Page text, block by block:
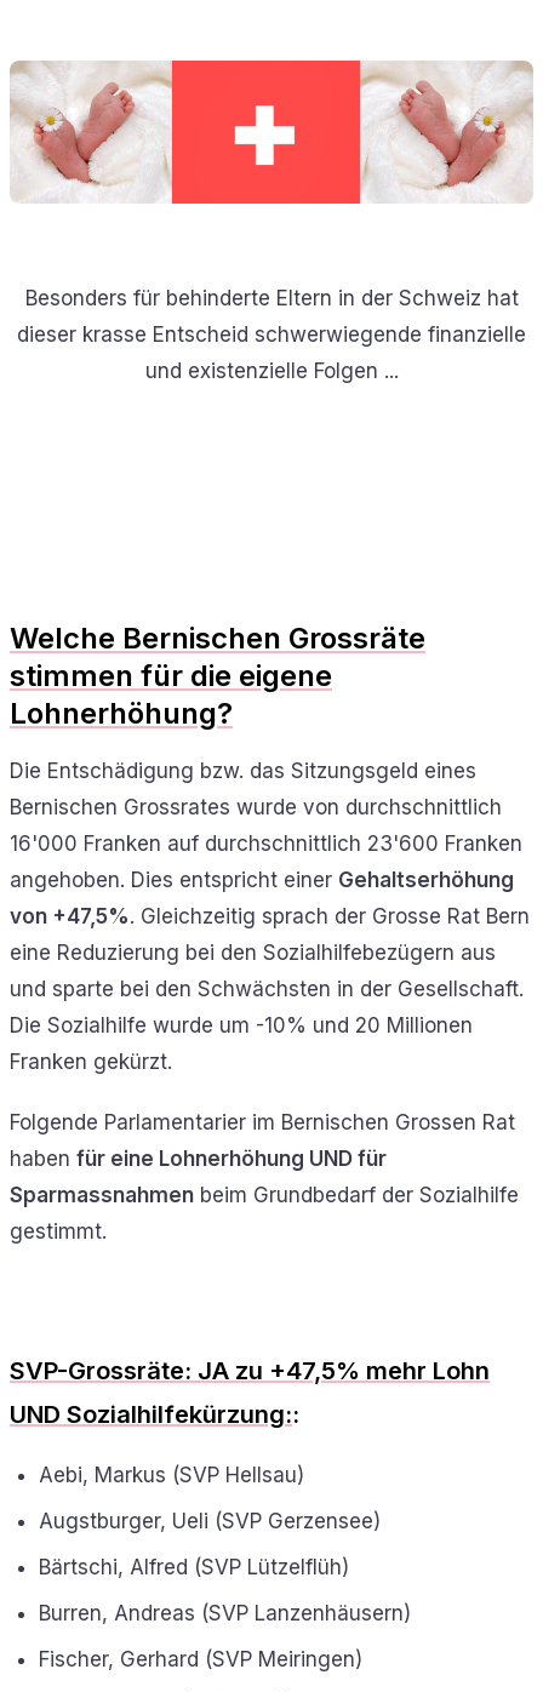
Besonders für behinderte Eltern in der Schweiz hat
dieser krasse Entscheid schwerwiegende finanzielle
und existenzielle Folgen ...
Welche Bernischen Grossräte
stimmen für die eigene
Lohnerhöhung?
Die Entschädigung bzw. das Sitzungsgeld eines
Bernischen Grossrates wurde von durchschnittlich
16'000 Franken auf durchschnittlich 23'600 Franken
angehoben. Dies entspricht einer Gehaltserhöhung
von +47,5%. Gleichzeitig sprach der Grosse Rat Bern
eine Reduzierung bei den Sozialhilfebezügern aus
und sparte bei den Schwächsten in der Gesellschaft.
Die Sozialhilfe wurde um -10% und 20 Millionen
Franken gekürzt.
Folgende Parlamentarier im Bernischen Grossen Rat
haben für eine Lohnerhöhung UND für
Sparmassnahmen beim Grundbedarf der Sozialhilfe
gestimmt.
SVP-Grossräte: JA zu +47,5% mehr Lohn
UND Sozialhilfekürzung::
Aebi, Markus (SVP Hellsau)
Augstburger, Ueli (SVP Gerzensee)
Bärtschi, Alfred (SVP Lützelflüh)
Burren, Andreas (SVP Lanzenhäusern)
Fischer, Gerhard (SVP Meiringen)